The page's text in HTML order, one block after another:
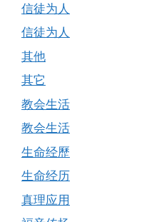
信徒为人
信徒为人
其他
其它
教会生活
教会生活
生命经歷
生命经历
真理应用